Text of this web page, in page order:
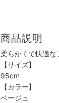
商品説明
柔らかくて快適な
【サイズ】
95cm
【カラー】
ベージュ